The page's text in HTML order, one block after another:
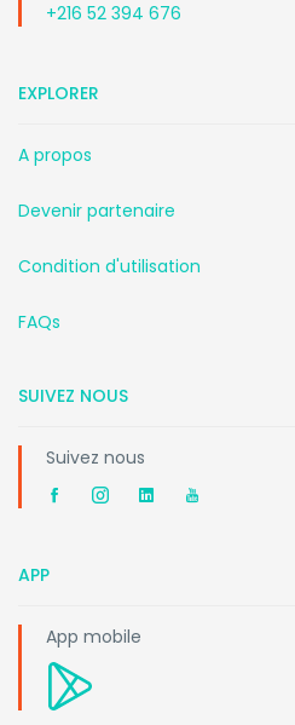
+216 52 394 676
EXPLORER
A propos
Devenir partenaire
Condition d'utilisation
FAQs
SUIVEZ NOUS
Suivez nous
APP
App mobile